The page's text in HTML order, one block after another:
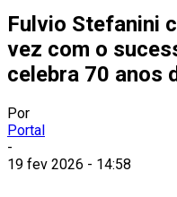
Fulvio Stefanini
vez com o
celebra 70 anos
Por
Portal
-
19 fev 2026 - 14:58